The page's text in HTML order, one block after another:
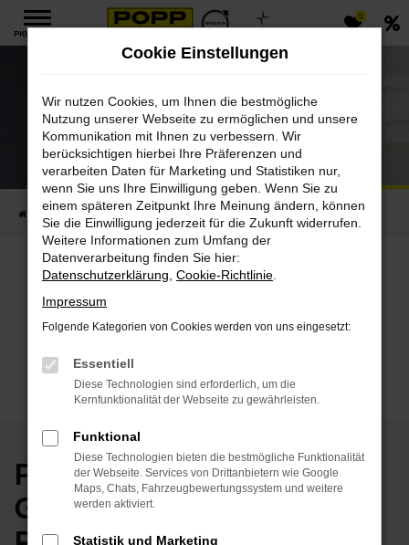
Zum
Hauptinhalt
PKW MENÜ
0
Polestar Pre-owned
Finden Sie ihren Top Gerbauchtwagen
Startseite PKW Gebrauchtfahrzeuge Polestar Pre-owned
Polestar Pre-owned
Gebrauchtwagen von
Polestar
Polestar Pre-owned-
Gebrauchtwagen bei
Cookie Einstellungen
Wir nutzen Cookies, um Ihnen die bestmögliche
Nutzung unserer Webseite zu ermöglichen und unsere
Kommunikation mit Ihnen zu verbessern. Wir
berücksichtigen hierbei Ihre Präferenzen und
verarbeiten Daten für Marketing und Statistiken nur,
wenn Sie uns Ihre Einwilligung geben. Wenn Sie zu
einem späteren Zeitpunkt Ihre Meinung ändern, können
Sie die Einwilligung jederzeit für die Zukunft widerrufen.
Weitere Informationen zum Umfang der
Datenverarbeitung finden Sie hier:
Datenschutzerklärung Cookie-Richtlinie
Impressum
Folgende Kategorien von Cookies werden von uns eingesetzt:
Essentiell
Diese Technologien sind erforderlich, um die
Kernfunktionalität der Webseite zu gewährleisten.
Funktional
Diese Technologien bieten die bestmögliche Funktionalität
der Webseite. Services von Drittanbietern wie Google
Maps, Chats, Fahrzeugbewertungssystem und weitere
werden aktiviert.
Statistik und Marketing